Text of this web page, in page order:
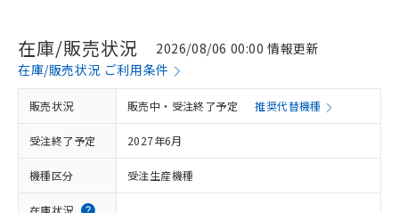
在庫/販売状況
2026/08/06 00:00 情報更新
在庫/販売状況 ご利用条件
販売状況 販売中・受注終了予定 推奨代替機種
受注終了予定 2027年6月
機種区分 受注生産機種
在庫状況